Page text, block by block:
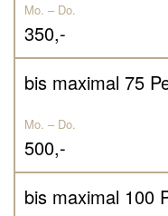
Mo. – Do.
350,-
bis maximal 75
Mo. – Do.
500,-
bis maximal 100